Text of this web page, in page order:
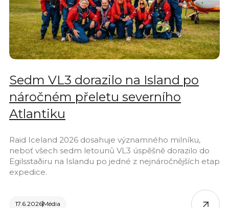
Sedm VL3 dorazilo na Island po
náročném přeletu severního
Atlantiku
Raid Iceland 2026 dosahuje významného milníku,
neboť všech sedm letounů VL3 úspěšně dorazilo do
Egilsstaðiru na Islandu po jedné z nejnáročnějších etap
expedice.
17.6.2026Média